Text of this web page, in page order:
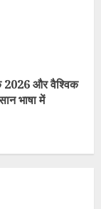
2026 और वैश्विक
भाषा में